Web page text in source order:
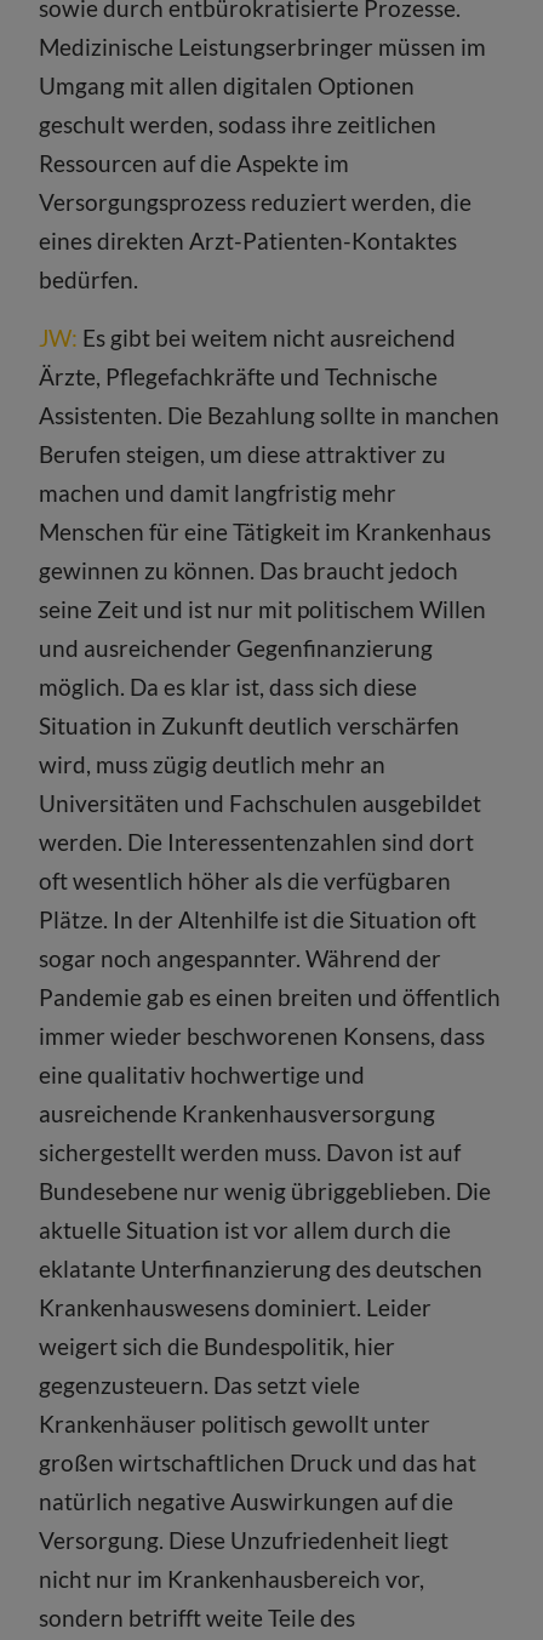
sowie durch entbürokratisierte Prozesse.
Medizinische Leistungserbringer müssen im
Umgang mit allen digitalen Optionen
geschult werden, sodass ihre zeitlichen
Ressourcen auf die Aspekte im
Versorgungsprozess reduziert werden, die
eines direkten Arzt-Patienten-Kontaktes
bedürfen.
JW: Es gibt bei weitem nicht ausreichend
Ärzte, Pflegefachkräfte und Technische
Assistenten. Die Bezahlung sollte in manchen
Berufen steigen, um diese attraktiver zu
machen und damit langfristig mehr
Menschen für eine Tätigkeit im Krankenhaus
gewinnen zu können. Das braucht jedoch
seine Zeit und ist nur mit politischem Willen
und ausreichender Gegenfinanzierung
möglich. Da es klar ist, dass sich diese
Situation in Zukunft deutlich verschärfen
wird, muss zügig deutlich mehr an
Universitäten und Fachschulen ausgebildet
werden. Die Interessentenzahlen sind dort
oft wesentlich höher als die verfügbaren
Plätze. In der Altenhilfe ist die Situation oft
sogar noch angespannter. Während der
Pandemie gab es einen breiten und öffentlich
immer wieder beschworenen Konsens, dass
eine qualitativ hochwertige und
ausreichende Krankenhausversorgung
sichergestellt werden muss. Davon ist auf
Bundesebene nur wenig übriggeblieben. Die
aktuelle Situation ist vor allem durch die
eklatante Unterfinanzierung des deutschen
Krankenhauswesens dominiert. Leider
weigert sich die Bundespolitik, hier
gegenzusteuern. Das setzt viele
Krankenhäuser politisch gewollt unter
großen wirtschaftlichen Druck und das hat
natürlich negative Auswirkungen auf die
Versorgung. Diese Unzufriedenheit liegt
nicht nur im Krankenhausbereich vor,
sondern betrifft weite Teile des